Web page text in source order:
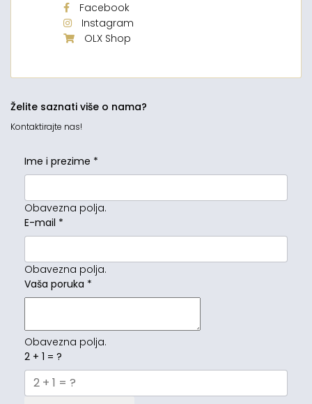
Facebook
Instagram
OLX Shop
Želite saznati više o nama?
Kontaktirajte nas!
Ime i prezime *
Obavezna polja.
E-mail *
Obavezna polja.
Vaša poruka *
Obavezna polja.
2 + 1 = ?